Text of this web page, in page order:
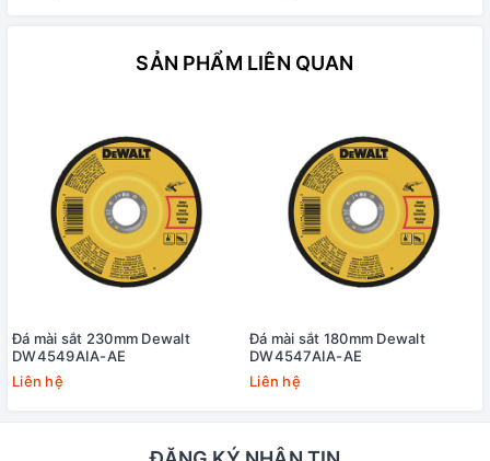
SẢN PHẨM LIÊN QUAN
Đá mài sắt 230mm Dewalt
DW4549AIA-AE
Liên hệ
Đá mài sắt 180mm Dewalt
DW4547AIA-AE
Liên hệ